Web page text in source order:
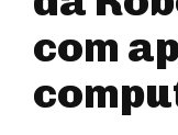
com